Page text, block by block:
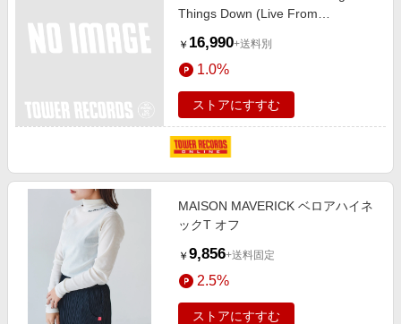
Things Down (Live From
￥ 16,990+送料別
1.0%
ストアにすすむ
MAISON MAVERICK ベロアハイネ
ックT オフ
￥ 9,856+送料固定
2.5%
ストアにすすむ